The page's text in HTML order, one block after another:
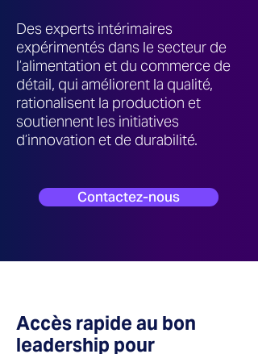
Des experts intérimaires
expérimentés dans le secteur de
l’alimentation et du commerce de
détail, qui améliorent la qualité,
rationalisent la production et
soutiennent les initiatives
d’innovation et de durabilité.
Contactez-nous
Accès rapide au bon
leadership pour